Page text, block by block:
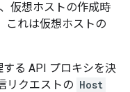
仮想ホストの作成時
これは仮想ホストの
る API プロキシを決
リクエストの Host